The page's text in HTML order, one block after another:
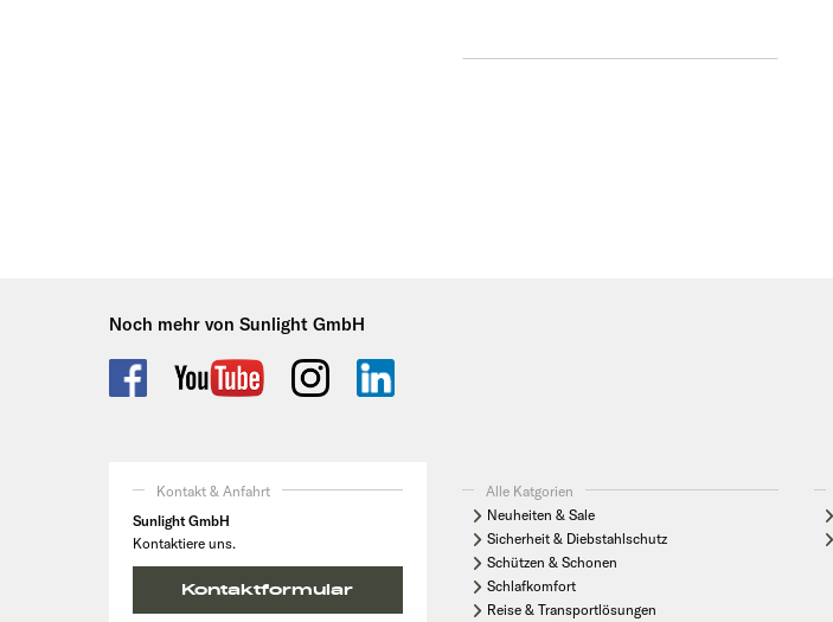
Noch mehr von Sunlight GmbH
Kontakt & Anfahrt
Sunlight GmbH
Kontaktiere uns.
Kontaktformular
Alle Katgorien
Neuheiten & Sale
Sicherheit & Diebstahlschutz
Schützen & Schonen
Schlafkomfort
Reise & Transportlösungen